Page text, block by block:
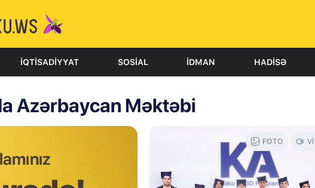
İQTISADIYYAT SOSIAL İDMAN HADISƏ
Azərbaycan Məktəbi
FOTO